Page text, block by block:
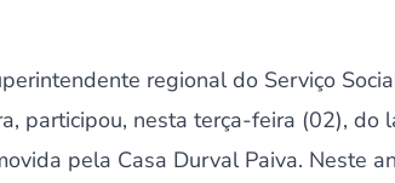
regional do Serviço
participou, nesta terça-feira (02), do
pela Casa Durval Paiva. Neste